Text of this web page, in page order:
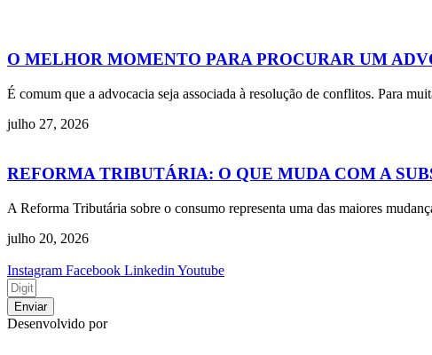
O MELHOR MOMENTO PARA PROCURAR UM
É comum que a advocacia seja associada à resolução de conflitos. Para
julho 27, 2026
REFORMA TRIBUTÁRIA: O QUE MUDA COM A
A Reforma Tributária sobre o consumo representa uma das maiores
julho 20, 2026
Instagram Facebook Linkedin Youtube
Enviar
Desenvolvido por